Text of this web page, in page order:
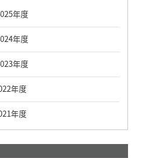
年度
年度
年度
年度
年度